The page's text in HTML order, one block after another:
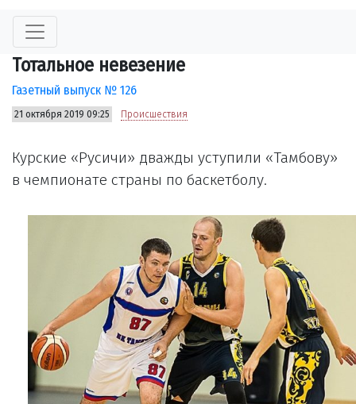
Тотальное невезение
Газетный выпуск № 126
21 октября 2019 09:25 Происшествия
Курские «Русичи» дважды уступили «Тамбову»
в чемпионате страны по баскетболу.